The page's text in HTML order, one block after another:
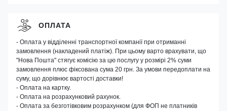
ОПЛАТА
- Оплата у відділенні транспортної компанії при отриманні
замовлення (накладений платіж). При цьому варто врахувати, що
"Нова Пошта" стягує комісію за цю послугу у розмірі 2% суми
замовлення плюс фіксована сума 20 грн. За умови передоплати на
суму, що дорівнює вартості доставки!
- Оплата на картку.
- Оплата на розрахунковий рахунок.
- Оплата за безготівковим розрахунком (для ФОП не платників